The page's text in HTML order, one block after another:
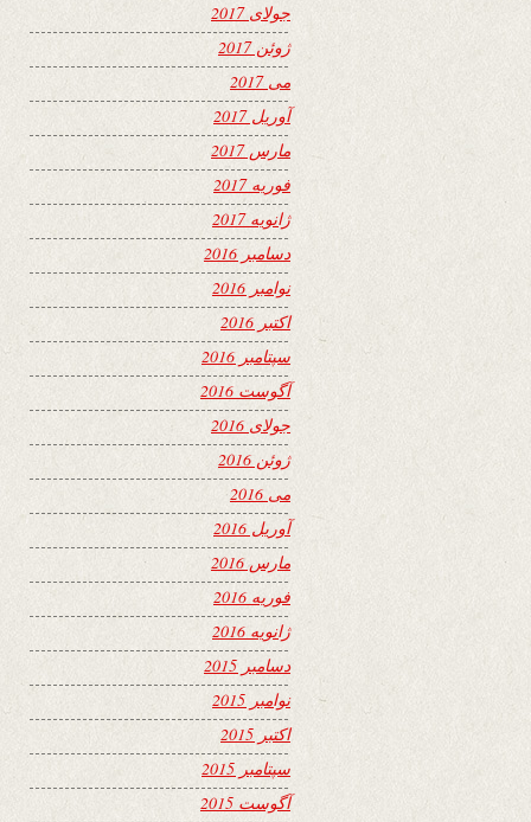
جولای 2017
ژوئن 2017
می 2017
آوریل 2017
مارس 2017
فوریه 2017
ژانویه 2017
دسامبر 2016
نوامبر 2016
اکتبر 2016
سپتامبر 2016
آگوست 2016
جولای 2016
ژوئن 2016
می 2016
آوریل 2016
مارس 2016
فوریه 2016
ژانویه 2016
دسامبر 2015
نوامبر 2015
اکتبر 2015
سپتامبر 2015
آگوست 2015